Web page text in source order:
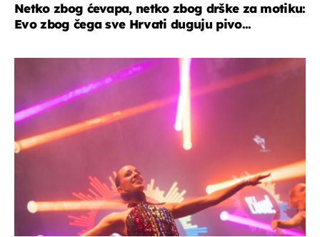
Netko zbog ćevapa, netko zbog drške za motiku:
Evo zbog čega sve Hrvati duguju pivo...